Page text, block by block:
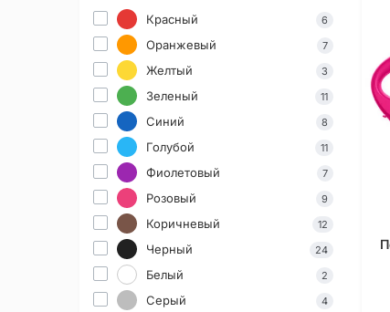
Красный 6
Оранжевый 7
Желтый 3
Зеленый 11
Синий 8
Голубой 11
Фиолетовый 7
Розовый 9
Коричневый 12
Черный 24
Белый 2
Серый 4